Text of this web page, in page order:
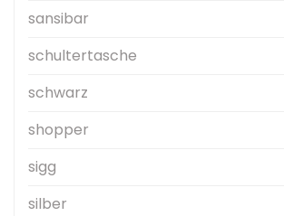
sansibar
schultertasche
schwarz
shopper
sigg
silber